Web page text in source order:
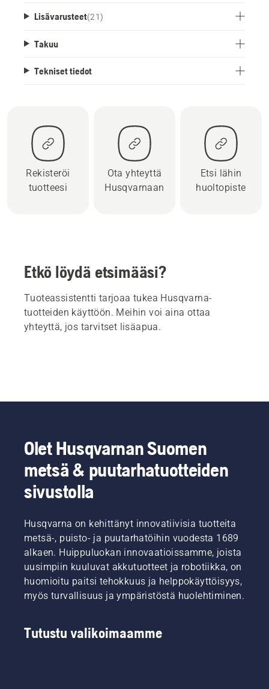
Lisävarusteet(21)
Takuu
Tekniset tiedot
Rekisteröi
tuotteesi
Ota yhteyttä
Husqvarnaan
Etsi lähin
huoltopiste
Etkö löydä etsimääsi?
Tuoteassistentti tarjoaa tukea Husqvarna-
tuotteiden käyttöön. Meihin voi aina ottaa
yhteyttä, jos tarvitset lisäapua.
Olet Husqvarnan Suomen
metsä & puutarhatuotteiden
sivustolla
Husqvarna on kehittänyt innovatiivisia tuotteita
metsä-, puisto- ja puutarhatöihin vuodesta 1689
alkaen. Huippuluokan innovaatioissamme, joista
uusimpiin kuuluvat akkutuotteet ja robotiikka, on
huomioitu paitsi tehokkuus ja helppokäyttöisyys,
myös turvallisuus ja ympäristöstä huolehtiminen.
Tutustu valikoimaamme